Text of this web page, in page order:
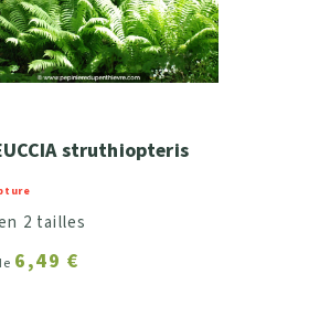
struthiopteris
2 tailles
6,49 €